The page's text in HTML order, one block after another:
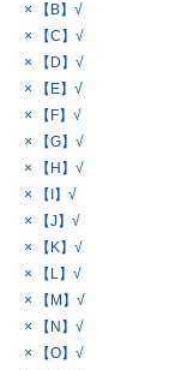
× 【B】√
× 【C】√
× 【D】√
× 【E】√
× 【F】√
× 【G】√
× 【H】√
× 【I】√
× 【J】√
× 【K】√
× 【L】√
× 【M】√
× 【N】√
× 【O】√